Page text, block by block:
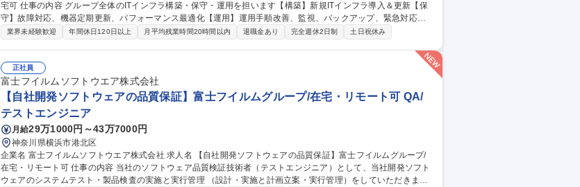
宅可 仕事の内容 グループ全体のITインフラ構築・保守・運用を担います【構築】新規ITインフラ導入＆更新【保
守】故障対応、機器定期更新、パフォーマンス最適化【運用】運用手順改善、監視、バックアップ、緊急対応、
ヘルプデスク 一般的なシステム開発は対応せず、主にサーバ、セキュリティ、ネットワーク、IT端末管理をお願
MS(ISO/IEC 22301)関連 ・ITベンダー対応（製品調査・購入・納品対応、営業・技術担当とのやりとり等） ・新
規ITソリューションの調査、導入検討 ・外注パートナー対応（問題点の整理と説明、成果物のレビュー） 募集職
種 【東大阪】社内SE（インフラ/セキュリティ）/プライム上場G/社宅8割負担/在宅可
業界未経験歓迎 年間休日120日以上 月平均残業時間20時間以内 退職金あり 完全週休2日制 土日祝休み
正社員
富士フイルムソフトウエア株式会社
【自社開発ソフトウェアの品質保証】富士フイルムグループ/在宅・リモート可 QA/
テストエンジニア
月給29万1000円～43万7000円
神奈川県横浜市港北区
企業名 富士フイルムソフトウエア株式会社 求人名 【自社開発ソフトウェアの品質保証】富士フイルムグループ/
在宅・リモート可 仕事の内容 当社のソフトウェア品質検証技術者（テストエンジニア）として、当社開発ソフト
ウェアのシステムテスト・製品検査の実施と実行管理 （設計・実施と計画立案・実行管理）をしていただきま